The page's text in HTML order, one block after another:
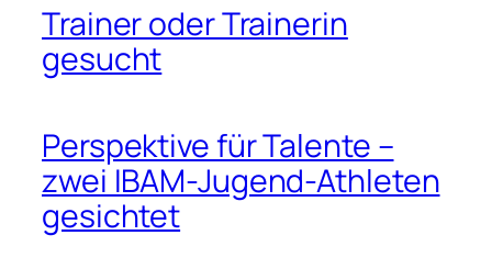
Trainer oder Trainerin
gesucht
Perspektive für Talente –
zwei IBAM-Jugend-Athleten
gesichtet